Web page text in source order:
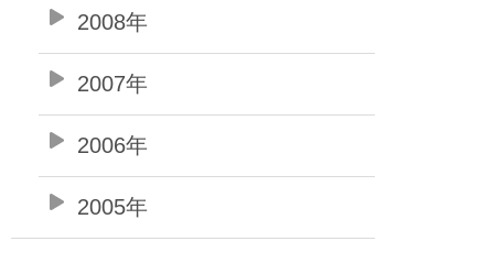
2008年
2007年
2006年
2005年